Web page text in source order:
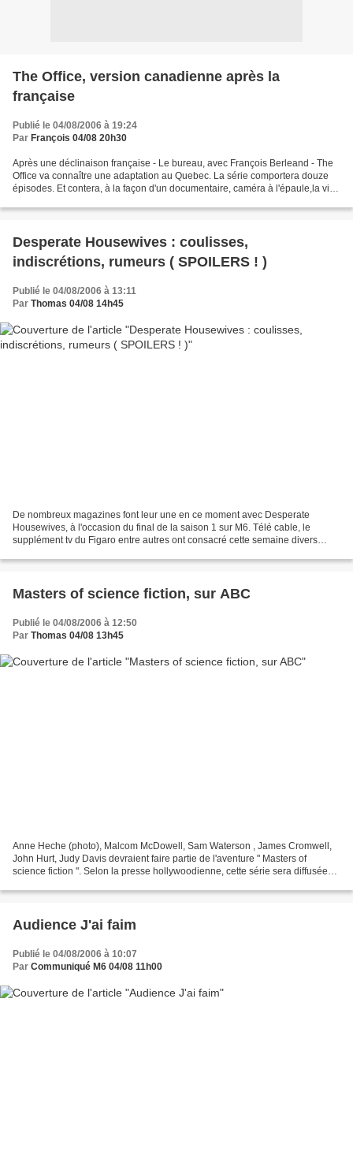
The Office, version canadienne après la
française
Publié le 04/08/2006 à 19:24
Par François 04/08 20h30
Après une déclinaison française - Le bureau, avec François Berleand - The
Office va connaître une adaptation au Quebec. La série comportera douze
épisodes. Et contera, à la façon d'un documentaire, caméra à l'épaule,la vie
Desperate Housewives : coulisses,
indiscrétions, rumeurs ( SPOILERS ! )
Publié le 04/08/2006 à 13:11
Par Thomas 04/08 14h45
De nombreux magazines font leur une en ce moment avec Desperate
Housewives, à l'occasion du final de la saison 1 sur M6. Télé cable, le
supplément tv du Figaro entre autres ont consacré cette semaine divers
Masters of science fiction, sur ABC
Publié le 04/08/2006 à 12:50
Par Thomas 04/08 13h45
Anne Heche (photo), Malcom McDowell, Sam Waterson , James Cromwell,
John Hurt, Judy Davis devraient faire partie de l'aventure " Masters of
science fiction ". Selon la presse hollywoodienne, cette série sera diffusée
Audience J'ai faim
Publié le 04/08/2006 à 10:07
Par Communiqué M6 04/08 11h00